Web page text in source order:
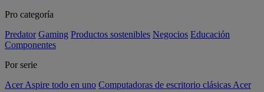
Pro categoría
Predator Gaming Productos sostenibles Negocios Educación
Componentes
Por serie
Acer Aspire todo en uno Computadoras de escritorio clásicas Acer